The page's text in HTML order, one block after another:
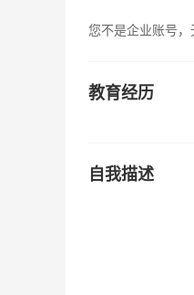
您不是企业账号，
教育经历
自我描述